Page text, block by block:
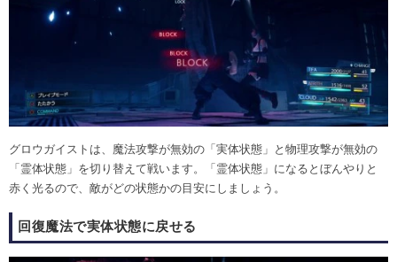
グロウガイストは、魔法攻撃が無効の「実体状態」と物理攻撃が無効の
「霊体状態」を切り替えて戦います。「霊体状態」になるとぼんやりと
赤く光るので、敵がどの状態かの目安にしましょう。
回復魔法で実体状態に戻せる